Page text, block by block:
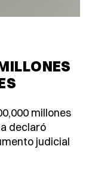
millones
declaró
judicial